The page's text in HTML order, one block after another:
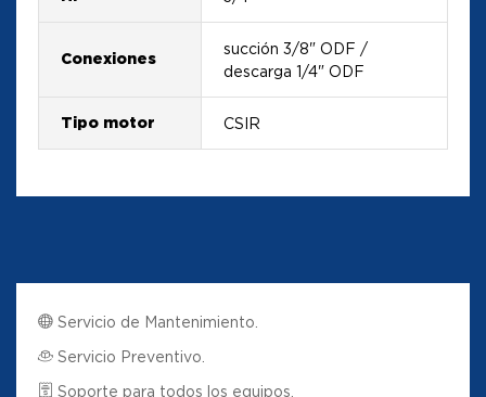
Conexiones
succión 3/8" ODF /
descarga 1/4" ODF
Tipo motor CSIR
Servicio de Mantenimiento.
Servicio Preventivo.
Soporte para todos los equipos.